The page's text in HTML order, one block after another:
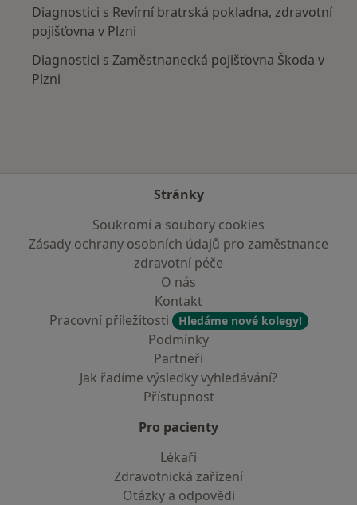
Diagnostici s Revírní bratrská pokladna, zdravotní
pojišťovna v Plzni
Diagnostici s Zaměstnanecká pojišťovna Škoda v
Plzni
Stránky
Soukromí a soubory cookies
Zásady ochrany osobních údajů pro zaměstnance
zdravotní péče
O nás
Kontakt
Pracovní příležitosti
Hledáme nové kolegy!
Podmínky
Partneři
Jak řadíme výsledky vyhledávání?
Přístupnost
Pro pacienty
Lékaři
Zdravotnická zařízení
Otázky a odpovědi